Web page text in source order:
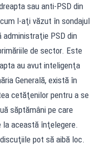
sau anti-PSD din
l-aţi văzut în sondajul
administraţie PSD din
de sector. Este
au avut inteligenţa
Generală, există în
cetăţenilor pentru a se
săptămâni pe care
la această înţelegere.
pot să aibă loc.